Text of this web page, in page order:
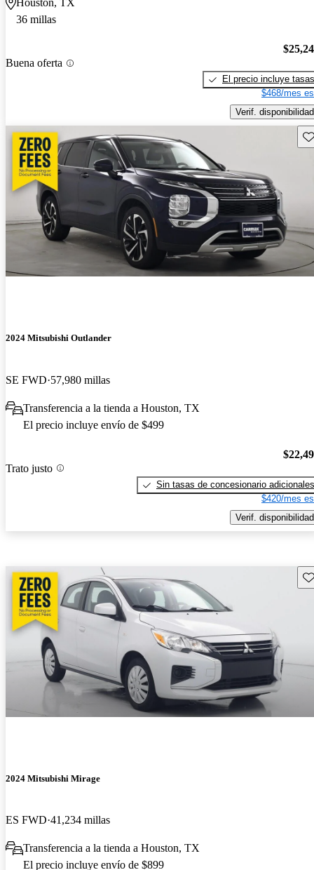
36 millas
Buena oferta
El precio incluye tasas
$468/mes
Verif. disponibilidad
2024 Mitsubishi Outlander
SE FWD 57,980 millas
Transferencia a la tienda a Houston, TX
El precio incluye envío de $499
Trato justo
Sin tasas de concesionario adicionales
$420/mes
Verif. disponibilidad
2024 Mitsubishi Mirage
ES FWD 41,234 millas
Transferencia a la tienda a Houston, TX
El precio incluye envío de $899